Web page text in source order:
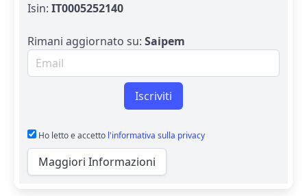
Isin: IT0005252140
Rimani aggiornato su: Saipem
Email per newsletter
Iscriviti
Ho letto e accetto l'informativa sulla privacy
Maggiori Informazioni